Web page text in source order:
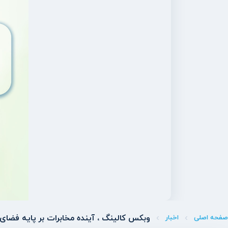
صفحه اصلی اخبار وبکس کالینگ ، آینده مخابرات بر پایه